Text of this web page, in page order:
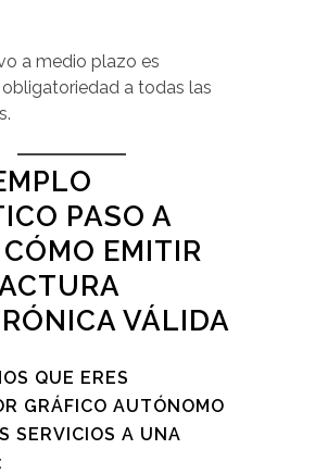
a medio plazo es
a todas las
PASO A
EMITIR
VÁLIDA
QUE ERES
GRÁFICO AUTÓNOMO
SERVICIOS A UNA